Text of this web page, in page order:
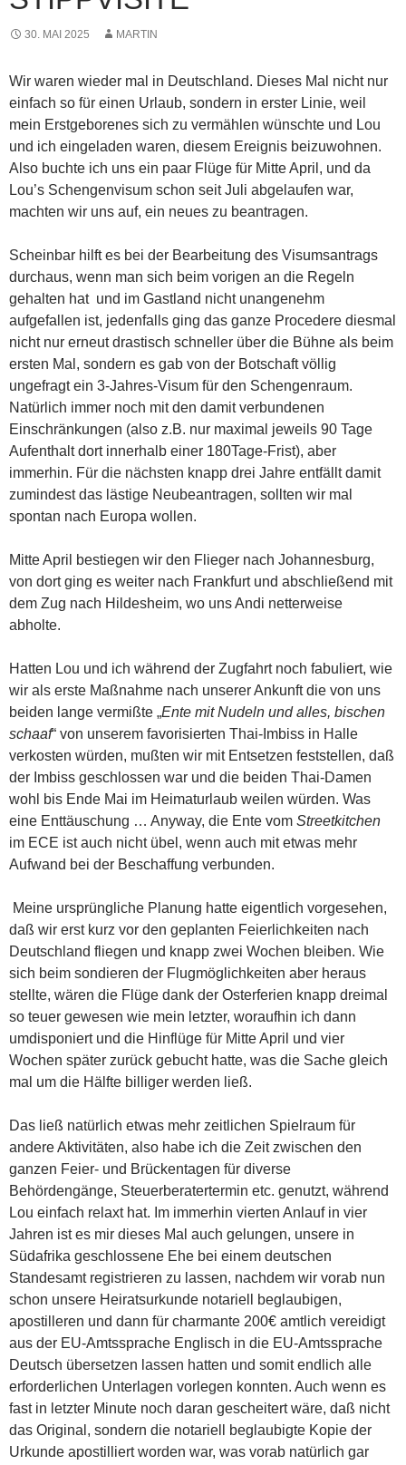
30. MAI 2025 MARTIN
Wir waren wieder mal in Deutschland. Dieses Mal nicht nur
einfach so für einen Urlaub, sondern in erster Linie, weil
mein Erstgeborenes sich zu vermählen wünschte und Lou
und ich eingeladen waren, diesem Ereignis beizuwohnen.
Also buchte ich uns ein paar Flüge für Mitte April, und da
Lou’s Schengenvisum schon seit Juli abgelaufen war,
machten wir uns auf, ein neues zu beantragen.
Scheinbar hilft es bei der Bearbeitung des Visumsantrags
durchaus, wenn man sich beim vorigen an die Regeln
gehalten hat und im Gastland nicht unangenehm
aufgefallen ist, jedenfalls ging das ganze Procedere diesmal
nicht nur erneut drastisch schneller über die Bühne als beim
ersten Mal, sondern es gab von der Botschaft völlig
ungefragt ein 3-Jahres-Visum für den Schengenraum.
Natürlich immer noch mit den damit verbundenen
Einschränkungen (also z.B. nur maximal jeweils 90 Tage
Aufenthalt dort innerhalb einer 180Tage-Frist), aber
immerhin. Für die nächsten knapp drei Jahre entfällt damit
zumindest das lästige Neubeantragen, sollten wir mal
spontan nach Europa wollen.
Mitte April bestiegen wir den Flieger nach Johannesburg,
von dort ging es weiter nach Frankfurt und abschließend mit
dem Zug nach Hildesheim, wo uns Andi netterweise
abholte.
Hatten Lou und ich während der Zugfahrt noch fabuliert, wie
wir als erste Maßnahme nach unserer Ankunft die von uns
beiden lange vermißte „Ente mit Nudeln und alles, bischen
schaaf“ von unserem favorisierten Thai-Imbiss in Halle
verkosten würden, mußten wir mit Entsetzen feststellen, daß
der Imbiss geschlossen war und die beiden Thai-Damen
wohl bis Ende Mai im Heimaturlaub weilen würden. Was
eine Enttäuschung … Anyway, die Ente vom Streetkitchen
im ECE ist auch nicht übel, wenn auch mit etwas mehr
Aufwand bei der Beschaffung verbunden.
Meine ursprüngliche Planung hatte eigentlich vorgesehen,
daß wir erst kurz vor den geplanten Feierlichkeiten nach
Deutschland fliegen und knapp zwei Wochen bleiben. Wie
sich beim sondieren der Flugmöglichkeiten aber heraus
stellte, wären die Flüge dank der Osterferien knapp dreimal
so teuer gewesen wie mein letzter, woraufhin ich dann
umdisponiert und die Hinflüge für Mitte April und vier
Wochen später zurück gebucht hatte, was die Sache gleich
mal um die Hälfte billiger werden ließ.
Das ließ natürlich etwas mehr zeitlichen Spielraum für
andere Aktivitäten, also habe ich die Zeit zwischen den
ganzen Feier- und Brückentagen für diverse
Behördengänge, Steuerberatertermin etc. genutzt, während
Lou einfach relaxt hat. Im immerhin vierten Anlauf in vier
Jahren ist es mir dieses Mal auch gelungen, unsere in
Südafrika geschlossene Ehe bei einem deutschen
Standesamt registrieren zu lassen, nachdem wir vorab nun
schon unsere Heiratsurkunde notariell beglaubigen,
apostilleren und dann für charmante 200€ amtlich vereidigt
aus der EU-Amtssprache Englisch in die EU-Amtssprache
Deutsch übersetzen lassen hatten und somit endlich alle
erforderlichen Unterlagen vorlegen konnten. Auch wenn es
fast in letzter Minute noch daran gescheitert wäre, daß nicht
das Original, sondern die notariell beglaubigte Kopie der
Urkunde apostilliert worden war, was vorab natürlich gar